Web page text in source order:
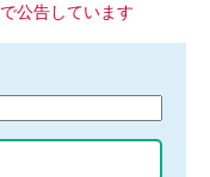
で公告しています